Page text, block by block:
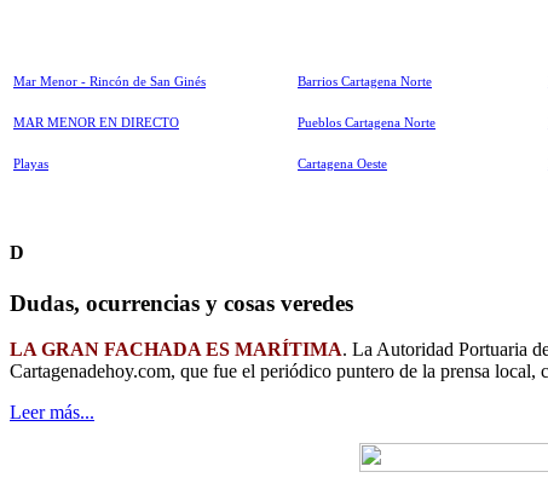
Mar Menor - Rincón de San Ginés
MAR MENOR EN DIRECTO
Playas
Barrios Cartagena Norte
Pueblos Cartagena Norte
Cartagena Oeste
D
Dudas, ocurrencias y cosas veredes
LA GRAN FACHADA ES MARÍTIMA. La Autoridad Portuaria
Cartagenadehoy.com, que fue el periódico puntero de la prensa
Leer más...